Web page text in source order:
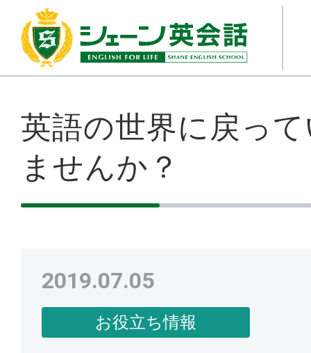
英語の世界に戻っ
ませんか？
2019.07.05
お役立ち情報